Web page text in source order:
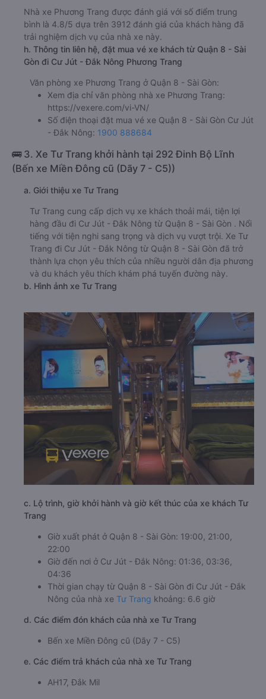
Nhà xe Phương Trang được đánh giá với số điểm trung
bình là 4.8/5 dựa trên 3912 đánh giá của khách hàng đã
trải nghiệm dịch vụ của nhà xe này.
h. Thông tin liên hệ, đặt mua vé xe khách từ Quận 8 - Sài
Gòn đi Cư Jút - Đắk Nông Phương Trang
Văn phòng xe Phương Trang ở Quận 8 - Sài Gòn:
Xem địa chỉ văn phòng nhà xe Phương Trang:
https://vexere.com/vi-VN/
Số điện thoại đặt mua vé xe Quận 8 - Sài Gòn Cư Jút
- Đắk Nông: 1900 888684
🚌 3. Xe Tư Trang khởi hành tại 292 Đinh Bộ Lĩnh
(Bến xe Miền Đông cũ (Dãy 7 - C5))
a. Giới thiệu xe Tư Trang
Tư Trang cung cấp dịch vụ xe khách thoải mái, tiện lợi
hàng đầu đi Cư Jút - Đắk Nông từ Quận 8 - Sài Gòn . Nổi
tiếng với tiện nghi sang trọng và dịch vụ vượt trội. Xe Tư
Trang đi Cư Jút - Đắk Nông từ Quận 8 - Sài Gòn đã trở
thành lựa chọn yêu thích của nhiều người dân địa phương
và du khách yêu thích khám phá tuyến đường này.
b. Hình ảnh xe Tư Trang
c. Lộ trình, giờ khởi hành và giờ kết thúc của xe khách Tư
Trang
Giờ xuất phát ở Quận 8 - Sài Gòn: 19:00, 21:00,
22:00
Giờ đến nơi ở Cư Jút - Đắk Nông: 01:36, 03:36,
04:36
Thời gian chạy từ Quận 8 - Sài Gòn đi Cư Jút - Đắk
Nông của nhà xe Tư Trang khoảng: 6.6 giờ
d. Các điểm đón khách của nhà xe Tư Trang
Bến xe Miền Đông cũ (Dãy 7 - C5)
e. Các điểm trả khách của nhà xe Tư Trang
AH17, Đắk Mil